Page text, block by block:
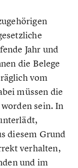
Jahr und
die Belege
vom
müssen die
sein. In
diesem Grund
verhalten,
und im